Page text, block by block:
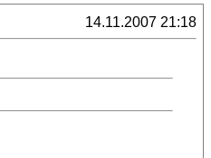
14.11.2007 21:18